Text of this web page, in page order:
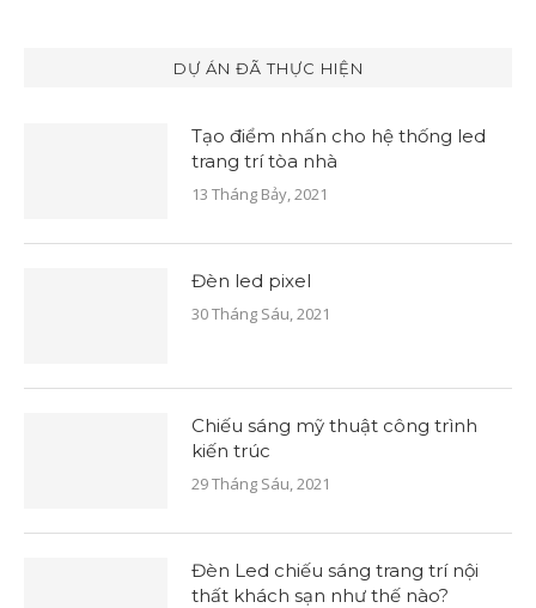
DỰ ÁN ĐÃ THỰC HIỆN
Tạo điểm nhấn cho hệ thống led
trang trí tòa nhà
13 Tháng Bảy, 2021
Đèn led pixel
30 Tháng Sáu, 2021
Chiếu sáng mỹ thuật công trình
kiến trúc
29 Tháng Sáu, 2021
Đèn Led chiếu sáng trang trí nội
thất khách sạn như thế nào?